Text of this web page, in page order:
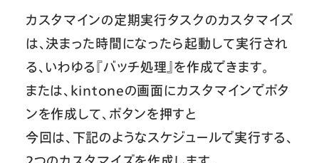
カスタマインの定期実行タスクのカスタマイズ
は、決まった時間になったら起動して実行され
る、いわゆる『バッチ処理』を作成できます。
または、kintoneの画面にカスタマインでボタ
ンを作成して、ボタンを押すと
今回は、下記のようなスケジュールで実行する、